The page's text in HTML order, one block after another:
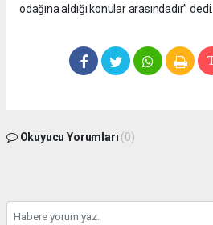
odağına aldığı konular arasındadır” dedi.
Okuyucu Yorumları (0)